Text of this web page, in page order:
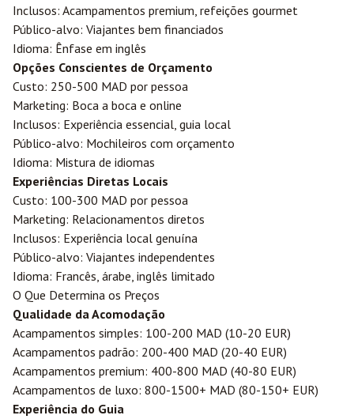
Inclusos: Acampamentos premium, refeições gourmet
Público-alvo: Viajantes bem financiados
Idioma: Ênfase em inglês
Opções Conscientes de Orçamento
Custo: 250-500 MAD por pessoa
Marketing: Boca a boca e online
Inclusos: Experiência essencial, guia local
Público-alvo: Mochileiros com orçamento
Idioma: Mistura de idiomas
Experiências Diretas Locais
Custo: 100-300 MAD por pessoa
Marketing: Relacionamentos diretos
Inclusos: Experiência local genuína
Público-alvo: Viajantes independentes
Idioma: Francês, árabe, inglês limitado
O Que Determina os Preços
Qualidade da Acomodação
Acampamentos simples: 100-200 MAD (10-20 EUR)
Acampamentos padrão: 200-400 MAD (20-40 EUR)
Acampamentos premium: 400-800 MAD (40-80 EUR)
Acampamentos de luxo: 800-1500+ MAD (80-150+ EUR)
Experiência do Guia